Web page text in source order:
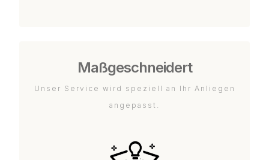
Maßgeschneidert
Unser Service wird speziell an Ihr Anliegen
angepasst.